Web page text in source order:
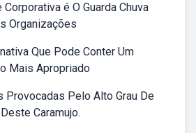
é O Guarda Chuva
Organizações
Que Pode Conter Um
Mais Apropriado
Provocadas Pelo Alto Grau De
Caramujo.